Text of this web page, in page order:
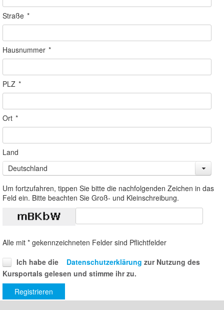
Straße *
Hausnummer *
PLZ *
Ort *
Land
Deutschland
Um fortzufahren, tippen Sie bitte die nachfolgenden Zeichen in das
Feld ein. Bitte beachten Sie Groß- und Kleinschreibung.
Alle mit * gekennzeichneten Felder sind Pflichtfelder
Ich habe die
Datenschutzerklärung zur Nutzung des
Kursportals gelesen und stimme ihr zu.
Registrieren